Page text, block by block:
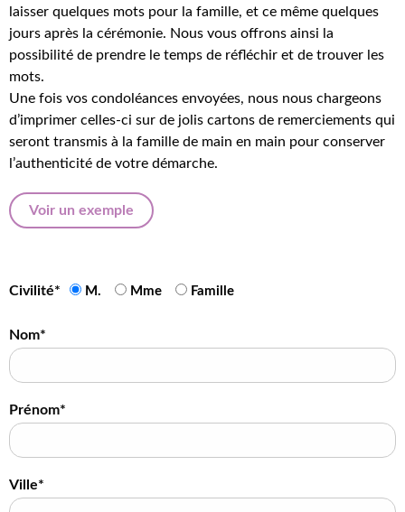
laisser quelques mots pour la famille, et ce même quelques
jours après la cérémonie. Nous vous offrons ainsi la
possibilité de prendre le temps de réfléchir et de trouver les
mots.
Une fois vos condoléances envoyées, nous nous chargeons
d’imprimer celles-ci sur de jolis cartons de remerciements qui
seront transmis à la famille de main en main pour conserver
l’authenticité de votre démarche.
Voir un exemple
Civilité* M. Mme Famille
Nom*
Prénom*
Ville*